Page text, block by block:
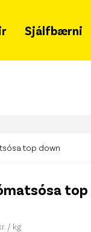
Sjálfbærni
Matarsóun
top down
/ kg